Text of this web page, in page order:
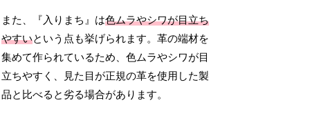
また、『入りまち』は色ムラやシワが目立ち
やすいという点も挙げられます。革の端材を
集めて作られているため、色ムラやシワが目
立ちやすく、見た目が正規の革を使用した製
品と比べると劣る場合があります。